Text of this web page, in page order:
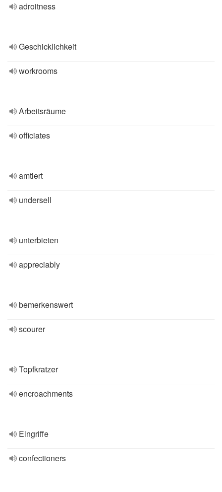
adroitness
Geschicklichkeit
workrooms
Arbeitsräume
officiates
amtiert
undersell
unterbieten
appreciably
bemerkenswert
scourer
Topfkratzer
encroachments
Eingriffe
confectioners